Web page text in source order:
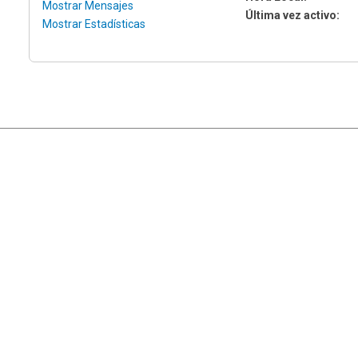
Mostrar Mensajes
Mostrar Estadísticas
Última vez activo: